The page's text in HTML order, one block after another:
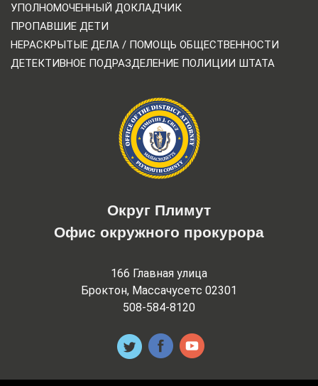
УПОЛНОМОЧЕННЫЙ ДОКЛАДЧИК
ПРОПАВШИЕ ДЕТИ
НЕРАСКРЫТЫЕ ДЕЛА / ПОМОЩЬ ОБЩЕСТВЕННОСТИ
ДЕТЕКТИВНОЕ ПОДРАЗДЕЛЕНИЕ ПОЛИЦИИ ШТАТА
Округ Плимут
Офис окружного прокурора
166 Главная улица
Броктон, Массачусетс 02301
508-584-8120